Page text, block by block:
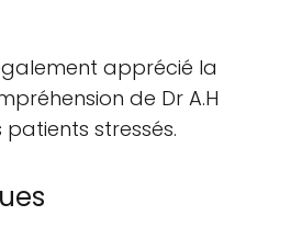
apprécié la
de Dr A.H
patients stressés.